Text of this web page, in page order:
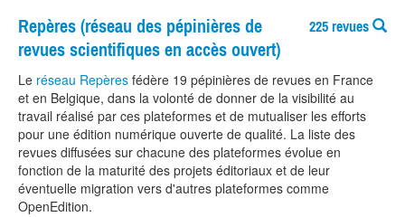
225 revues
Repères (réseau des pépinières de
revues scientifiques en accès ouvert)
Le réseau Repères fédère 19 pépinières de revues en France
et en Belgique, dans la volonté de donner de la visibilité au
travail réalisé par ces plateformes et de mutualiser les efforts
pour une édition numérique ouverte de qualité. La liste des
revues diffusées sur chacune des plateformes évolue en
fonction de la maturité des projets éditoriaux et de leur
éventuelle migration vers d'autres plateformes comme
OpenEdition.